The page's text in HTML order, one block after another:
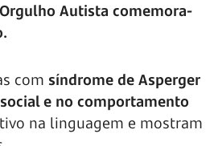
Autista comemora-
com síndrome de Asperger
e no comportamento
na linguagem e mostram